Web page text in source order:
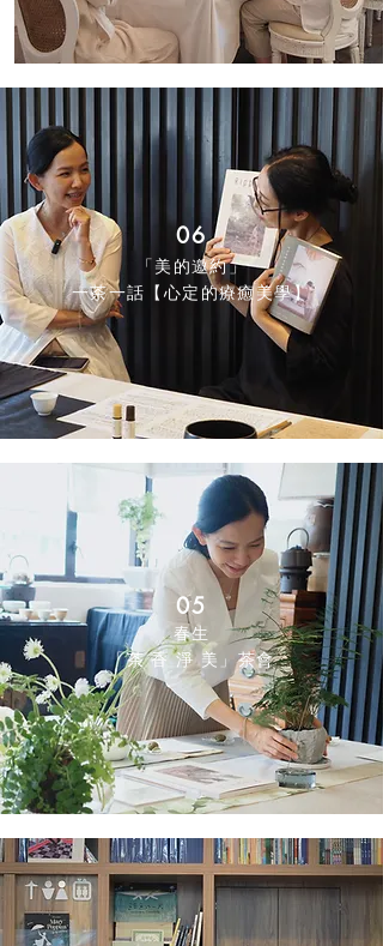
06
「美的邀約」
一茶一話【心定的療癒美學】
05
春生
「茶 香 淨 美」茶會